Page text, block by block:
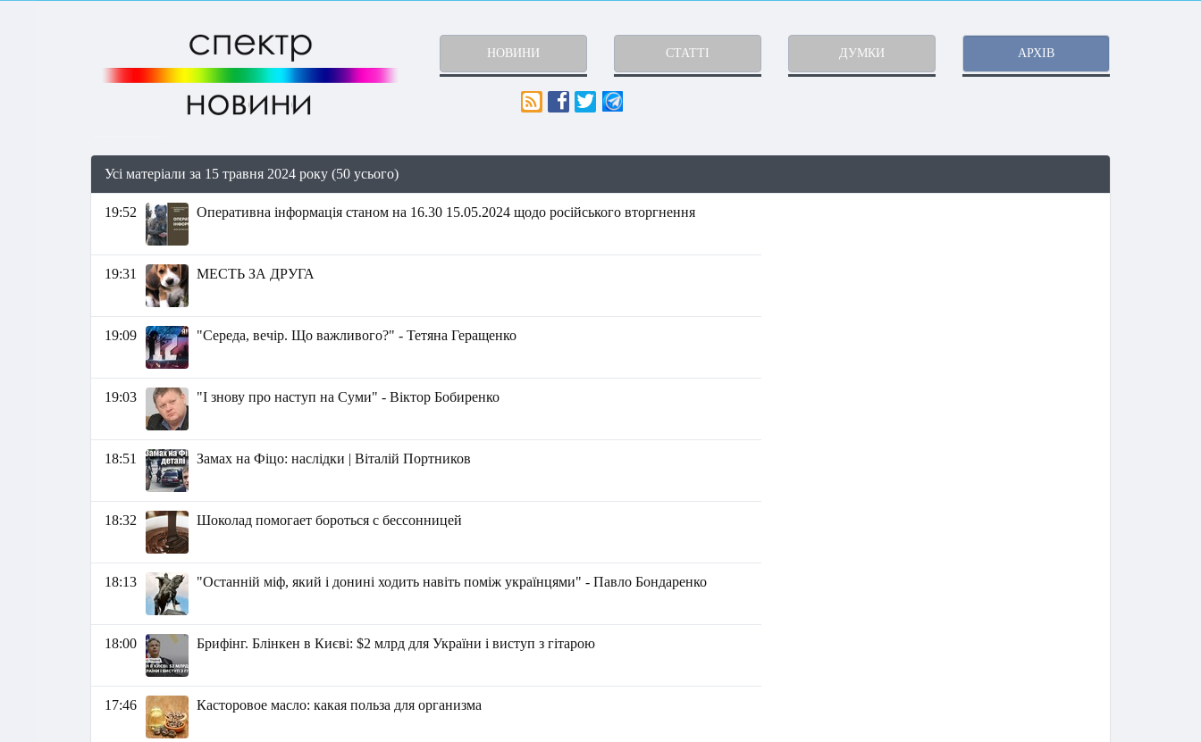
НОВИНИ СТАТТІ ДУМКИ АРХІВ
Усі матеріали за 15 травня 2024 року (50 усього)
19:52 Оперативна інформація станом на 16.30 15.05.2024 щодо російського вторгнення
19:31 МЕСТЬ ЗА ДРУГА
19:09 "Середа, вечір. Що важливого?" - Тетяна Геращенко
19:03 "І знову про наступ на Суми" - Віктор Бобиренко
18:51 Замах на Фіцо: наслідки | Віталій Портников
18:32 Шоколад помогает бороться с бессонницей
18:13 "Останній міф, який і донині ходить навіть поміж українцями" - Павло Бондаренко
18:00 Брифінг. Блінкен в Києві: $2 млрд для України і виступ з гітарою
17:46 Касторовое масло: какая польза для организма